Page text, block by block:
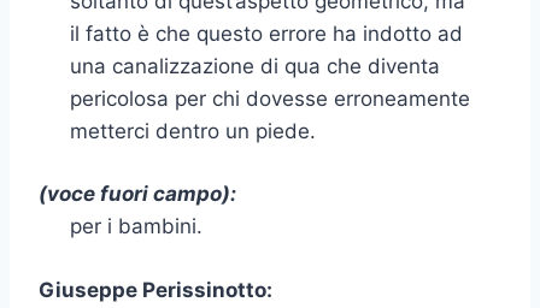
il fatto è che questo errore ha indotto ad
una canalizzazione di qua che diventa
pericolosa per chi dovesse erroneamente
metterci dentro un piede.
(voce fuori campo):
per i bambini.
Giuseppe Perissinotto: